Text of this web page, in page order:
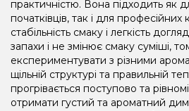
практичністю. Вона підходить як
початківців, так і для професійних
стабільність смаку і легкість
запахи і не змінює смаку суміші,
експериментувати з різними
щільній структурі та правильній
прогрівається поступово та
отримати густий та ароматний дим